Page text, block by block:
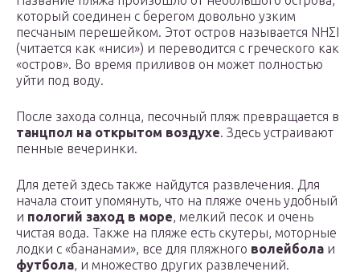
который соединен с берегом довольно узким
песчаным перешейком. Этот остров называется ΝΗΣΙ
(читается как «ниси») и переводится с греческого как
«остров». Во время приливов он может полностью
уйти под воду.
После захода солнца, песочный пляж превращается в
танцпол на открытом воздухе . Здесь устраивают
пенные вечеринки.
Для детей здесь также найдутся развлечения. Для
начала стоит упомянуть, что на пляже очень удобный
и пологий заход в море , мелкий песок и очень
чистая вода. Также на пляже есть скутеры, моторные
лодки с «бананами», все для пляжного волейбола и
футбола , и множество других развлечений.